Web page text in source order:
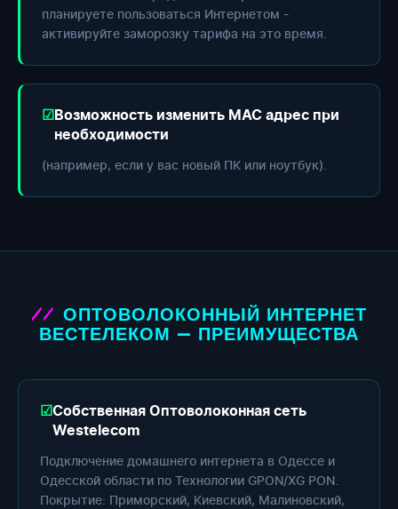
планируете пользоваться Интернетом -
активируйте заморозку тарифа на это время.
Возможность изменить МАС адрес при
необходимости
(например, если у вас новый ПК или ноутбук).
ОПТОВОЛОКОННЫЙ ИНТЕРНЕТ
ВЕСТЕЛЕКОМ — ПРЕИМУЩЕСТВА
Собственная Оптоволоконная сеть
Westelecom
Подключение домашнего интернета в Одессе и
Одесской области по Технологии GPON/XG PON.
Покрытие: Приморский, Киевский, Малиновский,